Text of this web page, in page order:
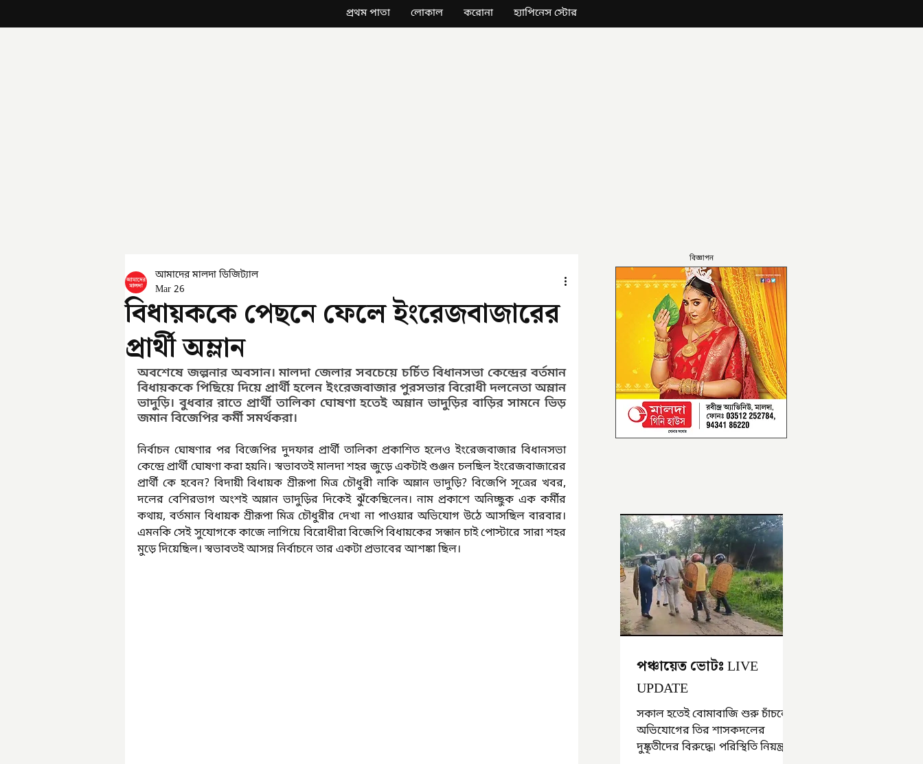
প্রথম পাতা লোকাল করোনা হ্যাপিনেস স্টোর
বিধায়ককে পেছনে ফেলে ইংরেজবাজারের
প্রার্থী অম্লান
আমাদের মালদা ডিজিট্যাল
Mar 26
অবশেষে জল্পনার অবসান। মালদা জেলার সবচেয়ে চর্চিত বিধানসভা কেন্দ্রের বর্তমান
বিধায়ককে পিছিয়ে দিয়ে প্রার্থী হলেন ইংরেজবাজার পুরসভার বিরোধী দলনেতা অম্লান
ভাদুড়ি। বুধবার রাতে প্রার্থী তালিকা ঘোষণা হতেই অম্লান ভাদুড়ির বাড়ির সামনে ভিড়
জমান বিজেপির কর্মী সমর্থকরা।
নির্বাচন ঘোষণার পর বিজেপির দুদফার প্রার্থী তালিকা প্রকাশিত হলেও ইংরেজবাজার বিধানসভা
কেন্দ্রে প্রার্থী ঘোষণা করা হয়নি। স্বভাবতই মালদা শহর জুড়ে একটাই গুঞ্জন চলছিল ইংরেজবাজারের
প্রার্থী কে হবেন? বিদায়ী বিধায়ক শ্রীরূপা মিত্র চৌধুরী নাকি অম্লান ভাদুড়ি? বিজেপি সূত্রের খবর,
দলের বেশিরভাগ অংশই অম্লান ভাদুড়ির দিকেই ঝুঁকেছিলেন। নাম প্রকাশে অনিচ্ছুক এক কর্মীর
কথায়, বর্তমান বিধায়ক শ্রীরূপা মিত্র চৌধুরীর দেখা না পাওয়ার অভিযোগ উঠে আসছিল বারবার।
এমনকি সেই সুযোগকে কাজে লাগিয়ে বিরোধীরা বিজেপি বিধায়কের সন্ধান চাই পোস্টারে সারা শহর
মুড়ে দিয়েছিল। স্বভাবতই আসন্ন নির্বাচনে তার একটা প্রভাবের আশঙ্কা ছিল।
বিজ্ঞাপন
পঞ্চায়েত ভোটঃ LIVE
UPDATE
সকাল হতেই বোমাবাজি শুরু চাঁচলে৷
অভিযোগের তির শাসকদলের
দুষ্কৃতীদের বিরুদ্ধে৷ পরিস্থিতি নিয়ন্ত্রণে